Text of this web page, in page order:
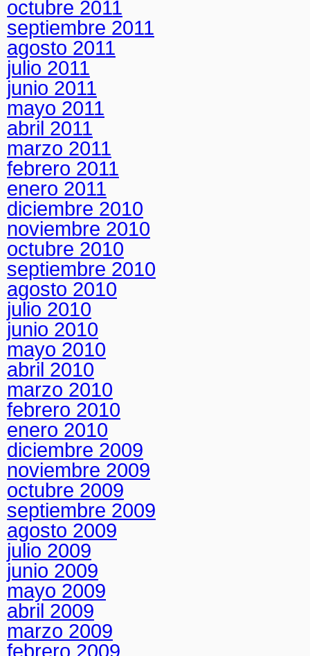
octubre 2011
septiembre 2011
agosto 2011
julio 2011
junio 2011
mayo 2011
abril 2011
marzo 2011
febrero 2011
enero 2011
diciembre 2010
noviembre 2010
octubre 2010
septiembre 2010
agosto 2010
julio 2010
junio 2010
mayo 2010
abril 2010
marzo 2010
febrero 2010
enero 2010
diciembre 2009
noviembre 2009
octubre 2009
septiembre 2009
agosto 2009
julio 2009
junio 2009
mayo 2009
abril 2009
marzo 2009
febrero 2009